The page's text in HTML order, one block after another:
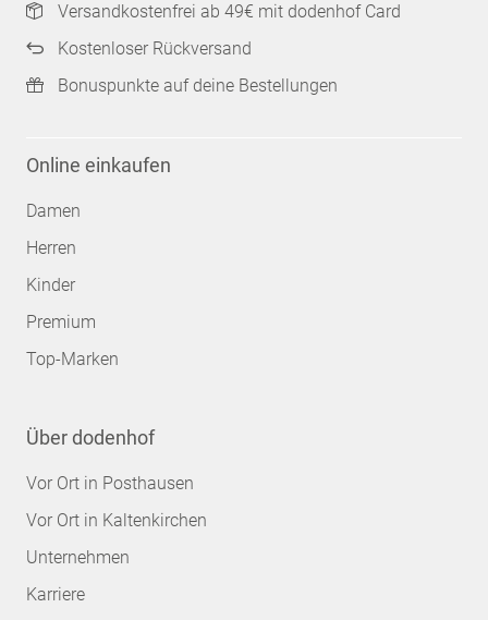
Versandkostenfrei ab 49€ mit dodenhof Card
Kostenloser Rückversand
Bonuspunkte auf deine Bestellungen
Online einkaufen
Damen
Herren
Kinder
Premium
Top-Marken
Über dodenhof
Vor Ort in Posthausen
Vor Ort in Kaltenkirchen
Unternehmen
Karriere